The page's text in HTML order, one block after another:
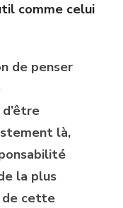
comme celui
de penser
là,
la plus
cette